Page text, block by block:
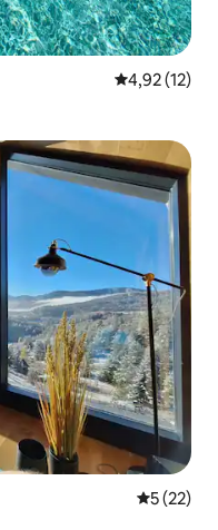
Évaluation
4,92 (12)
5 (22)